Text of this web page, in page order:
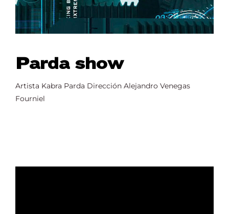
Parda show
Artista Kabra Parda Dirección Alejandro Venegas
Fourniel